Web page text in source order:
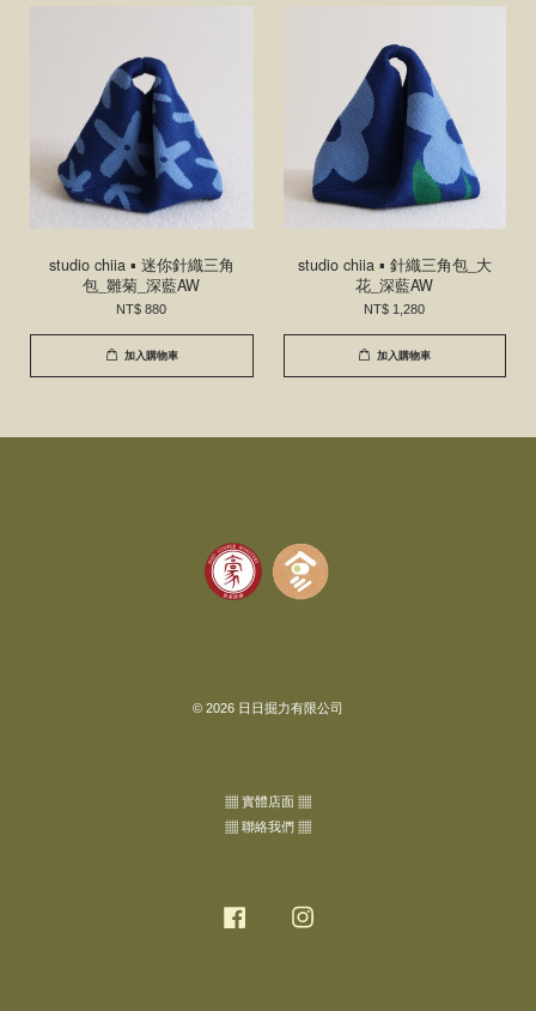
studio chiia ▪ 迷你針織三角
包_雛菊_深藍AW
NT$ 880
加入購物車
studio chiia ▪ 針織三角包_大
花_深藍AW
NT$ 1,280
加入購物車
© 2026 日日掘力有限公司
▦ 實體店面 ▦
▦ 聯絡我們 ▦
Facebook